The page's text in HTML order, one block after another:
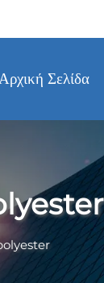
Σελίδα
polyester